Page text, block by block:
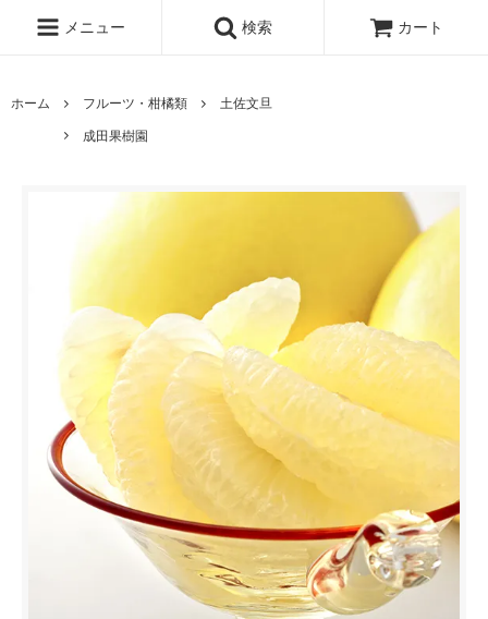
メニュー 検索 カート
ホーム フルーツ・柑橘類
土佐文旦
成田果樹園